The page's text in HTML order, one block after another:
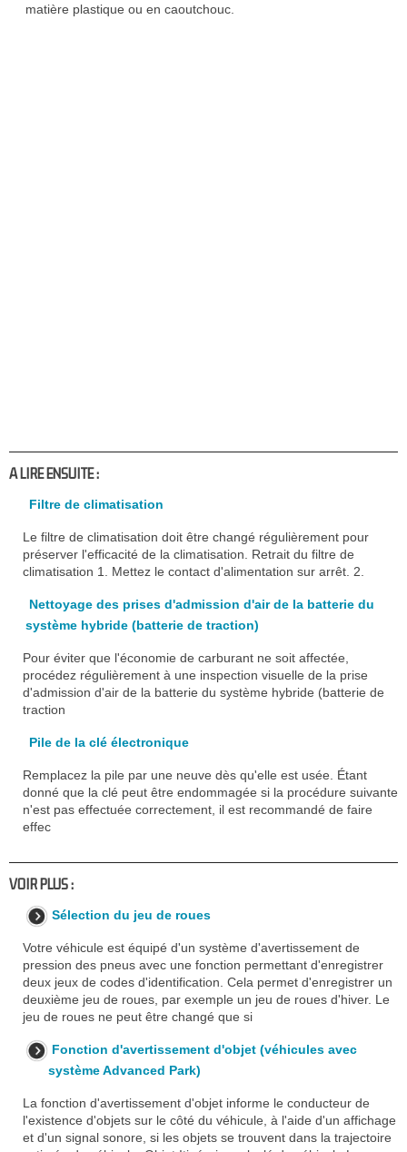
matière plastique ou en caoutchouc.
A LIRE ENSUITE :
Filtre de climatisation
Le filtre de climatisation doit être changé régulièrement pour
préserver l'efficacité de la climatisation. Retrait du filtre de
climatisation 1. Mettez le contact d'alimentation sur arrêt. 2.
Nettoyage des prises d'admission d'air de la batterie du
système hybride (batterie de traction)
Pour éviter que l'économie de carburant ne soit affectée,
procédez régulièrement à une inspection visuelle de la prise
d'admission d'air de la batterie du système hybride (batterie de
traction
Pile de la clé électronique
Remplacez la pile par une neuve dès qu'elle est usée. Étant
donné que la clé peut être endommagée si la procédure suivante
n'est pas effectuée correctement, il est recommandé de faire
effec
VOIR PLUS :
Sélection du jeu de roues
Votre véhicule est équipé d'un système d'avertissement de
pression des pneus avec une fonction permettant d'enregistrer
deux jeux de codes d'identification. Cela permet d'enregistrer un
deuxième jeu de roues, par exemple un jeu de roues d'hiver. Le
jeu de roues ne peut être changé que si
Fonction d'avertissement d'objet (véhicules avec
système Advanced Park)
La fonction d'avertissement d'objet informe le conducteur de
l'existence d'objets sur le côté du véhicule, à l'aide d'un affichage
et d'un signal sonore, si les objets se trouvent dans la trajectoire